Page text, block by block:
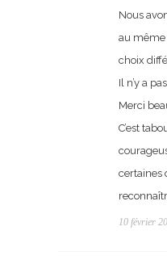
Nous
au même
choix
Il n’y a
Merci
C’est
certaines
10 février